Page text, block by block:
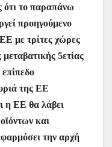
ότι το παραπάνω
προηγούμενο
με τρίτες χώρες
5ετίας
της ΕΕ
η ΕΕ θα λάβει
και
την αρχή